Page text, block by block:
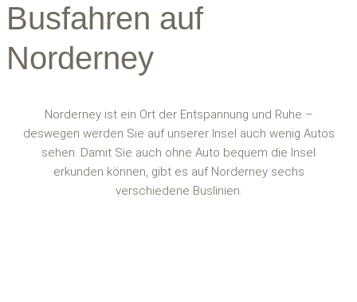
Busfahren auf
Norderney
Norderney ist ein Ort der Entspannung und Ruhe –
deswegen werden Sie auf unserer Insel auch wenig Autos
sehen. Damit Sie auch ohne Auto bequem die Insel
erkunden können, gibt es auf Norderney sechs
verschiedene Buslinien.